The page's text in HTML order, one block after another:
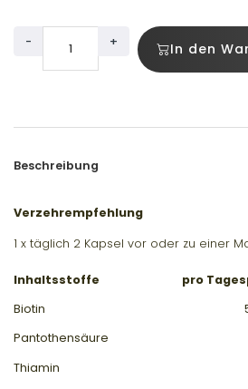
- + In den
Beschreibung
Verzehrempfehlung
1 x täglich 2 Kapsel vor oder zu einer
Inhaltsstoffe pro
Biotin
Pantothensäure
Thiamin